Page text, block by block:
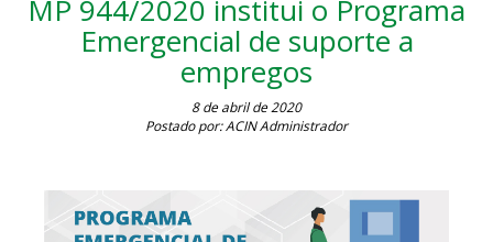
MP 944/2020 institui o Programa
Emergencial de suporte a
empregos
8 de abril de 2020
Postado por: ACIN Administrador